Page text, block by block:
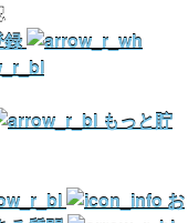
録
もっと貯
お